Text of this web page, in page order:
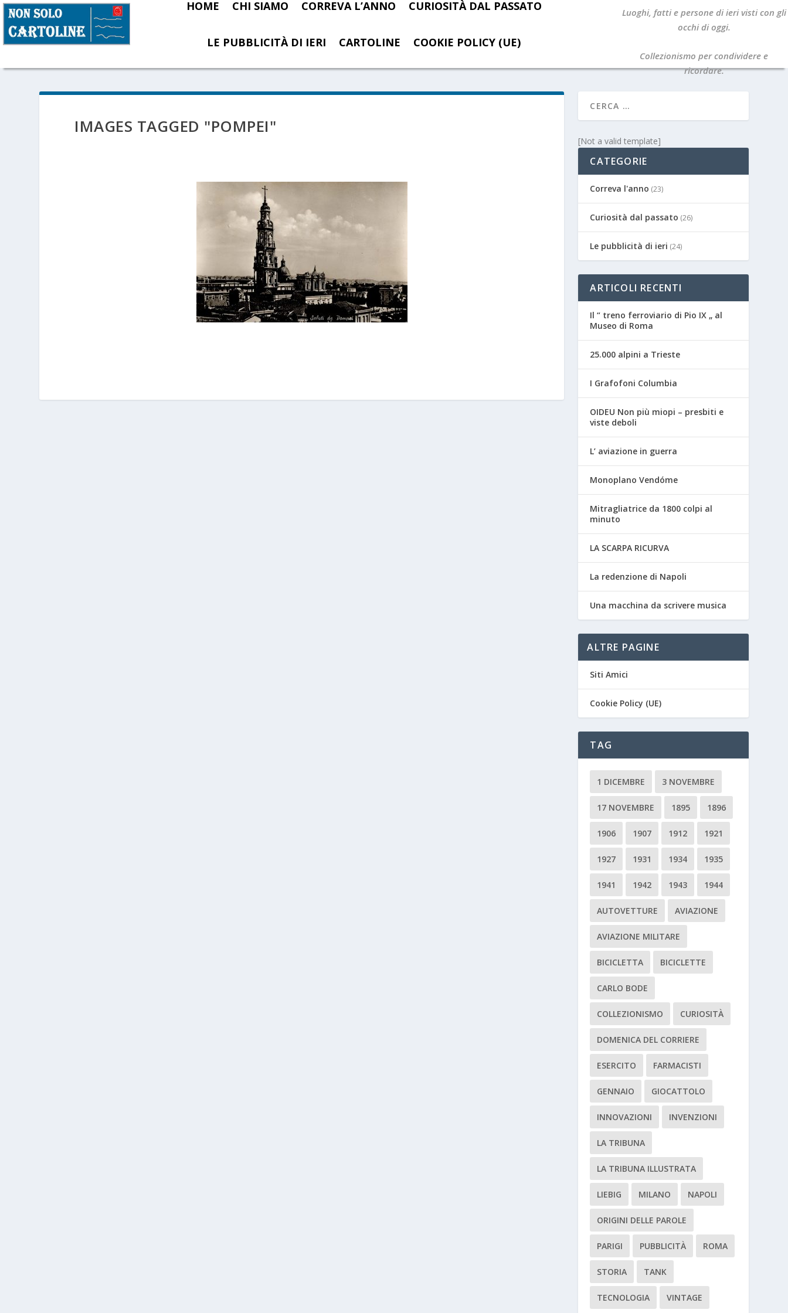
HOME CHI SIAMO CORREVA L’ANNO CURIOSITÀ DAL PASSATO
LE PUBBLICITÀ DI IERI CARTOLINE COOKIE POLICY (UE)
Luoghi, fatti e persone di ieri visti con gli
occhi di oggi.
Collezionismo per condividere e
ricordare.
IMAGES TAGGED "POMPEI"
[Not a valid template]
CATEGORIE
Correva l'anno (23)
Curiosità dal passato (26)
Le pubblicità di ieri (24)
ARTICOLI RECENTI
Il “ treno ferroviario di Pio IX „ al
Museo di Roma
25.000 alpini a Trieste
I Grafofoni Columbia
OIDEU Non più miopi – presbiti e
viste deboli
L’ aviazione in guerra
Monoplano Vendóme
Mitragliatrice da 1800 colpi al
minuto
LA SCARPA RICURVA
La redenzione di Napoli
Una macchina da scrivere musica
ALTRE PAGINE
Siti Amici
Cookie Policy (UE)
TAG
1 DICEMBRE 3 NOVEMBRE
17 NOVEMBRE 1895 1896
1906 1907 1912 1921
1927 1931 1934 1935
1941 1942 1943 1944
AUTOVETTURE AVIAZIONE
AVIAZIONE MILITARE
BICICLETTA BICICLETTE
CARLO BODE
COLLEZIONISMO CURIOSITÀ
DOMENICA DEL CORRIERE
ESERCITO FARMACISTI
GENNAIO GIOCATTOLO
INNOVAZIONI INVENZIONI
LA TRIBUNA
LA TRIBUNA ILLUSTRATA
LIEBIG MILANO NAPOLI
ORIGINI DELLE PAROLE
PARIGI PUBBLICITÀ ROMA
STORIA TANK
TECNOLOGIA VINTAGE